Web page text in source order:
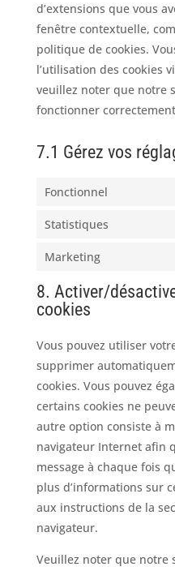
d’extensions que vous
fenêtre contextuelle,
politique de cookies.
l’utilisation des cookies
veuillez noter que notre
fonctionner
7.1 Gérez vos
Fonctionnel
Statistiques
Marketing
8. Activer/
cookies
Vous pouvez utiliser
supprimer
cookies. Vous pouvez
certains cookies ne
autre option consiste à
navigateur Internet afin
message à chaque fois
plus d’informations sur
aux instructions de la
navigateur.
Veuillez noter que notre